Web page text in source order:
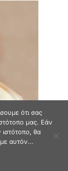
ότι σας
μας. Εάν
ιστότοπο, θα
με αυτόν...